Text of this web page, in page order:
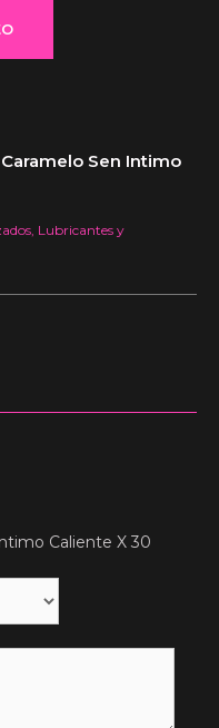
Sen Intimo
, Lubricantes y
Caliente X 30